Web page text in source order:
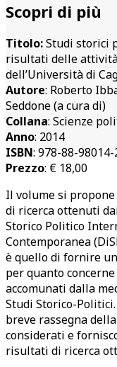
Scopri di più
Titolo:Studi storici
risultati delle
dell’Università di
Autore: Roberto
Seddone (a cura di)
Collana: Scienze
Anno: 2014
ISBN: 978-88-
Prezzo: € 18,00
Il volume si
di ricerca ottenuti
Storico Politico
Contemporanea
è quello di fornire
per quanto
accomunati dalla
Studi Storico-
breve rassegna
considerati e
risultati di ricerca